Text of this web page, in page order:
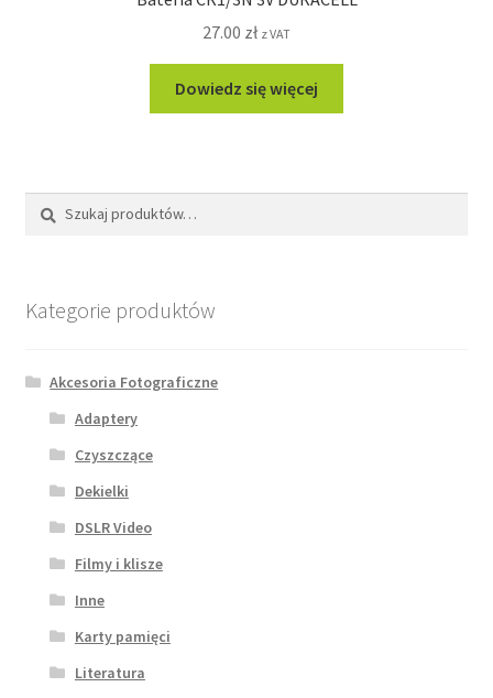
27.00 zł z VAT
Dowiedz się więcej
Kategorie produktów
Akcesoria Fotograficzne
Adaptery
Czyszczące
Dekielki
DSLR Video
Filmy i klisze
Inne
Karty pamięci
Literatura